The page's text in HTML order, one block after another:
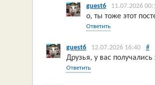
guest6 11.07.2026
о, ты тоже этот
Ответить
guest6 12.07.2026 16:40 #
Друзья, у вас
Ответить